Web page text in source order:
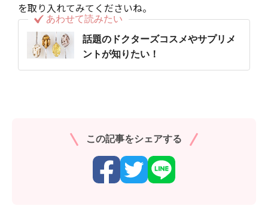
を取り入れてみてくださいね。
あわせて読みたい
話題のドクターズコスメやサプリメ
ントが知りたい！
この記事をシェアする